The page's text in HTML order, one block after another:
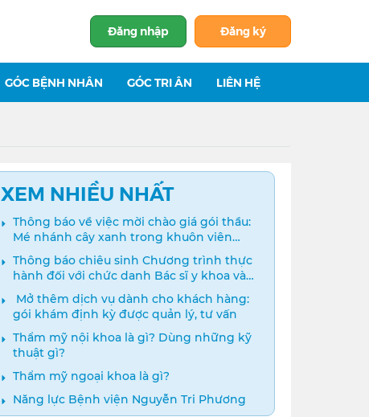
Đăng nhập Đăng ký
GÓC BỆNH NHÂN GÓC TRI ÂN LIÊN HỆ
XEM NHIỀU NHẤT
Thông báo về việc mời chào giá gói thầu:
Mé nhánh cây xanh trong khuôn viên
bệnh viện
Thông báo chiêu sinh Chương trình thực
hành đối với chức danh Bác sĩ y khoa và
Điều dưỡng năm 2024
️ Mở thêm dịch vụ dành cho khách hàng:
gói khám định kỳ được quản lý, tư vấn
Thẩm mỹ nội khoa là gì? Dùng những kỹ
thuật gì?
Thẩm mỹ ngoại khoa là gì?
Năng lực Bệnh viện Nguyễn Tri Phương